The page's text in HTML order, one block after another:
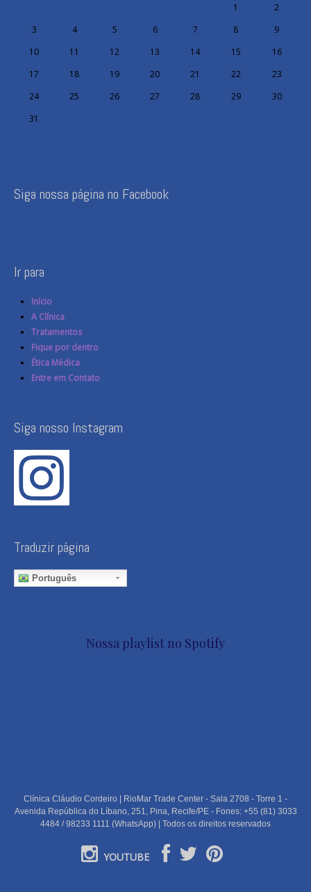
1
2
3
4 5 6 7 8
9
10
11 12 13 14 15
16
17
18 19 20 21 22
23
24
25 26 27 28 29
30
31
Siga nossa página no Facebook
Ir para
Início
A Clínica
Tratamentos
Fique por dentro
Ética Médica
Entre em Contato
Siga nosso Instagram
Traduzir página
Português
Nossa playlist no Spotify
Clínica Cláudio Cordeiro | RioMar Trade Center - Sala 2708 - Torre 1 -
Avenida República do Líbano, 251, Pina, Recife/PE - Fones: +55 (81) 3033
4484 / 98233 1111 (WhatsApp) | Todos os direitos reservados
YOUTUBE